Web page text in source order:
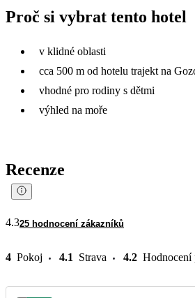
Proč si vybrat tento hotel
v klidné oblasti
cca 500 m od hotelu trajekt na
vhodné pro rodiny s dětmi
výhled na moře
Recenze
4.325 hodnocení zákazníků
4 Pokoj 4.1 Strava 4.2 Hodnocení